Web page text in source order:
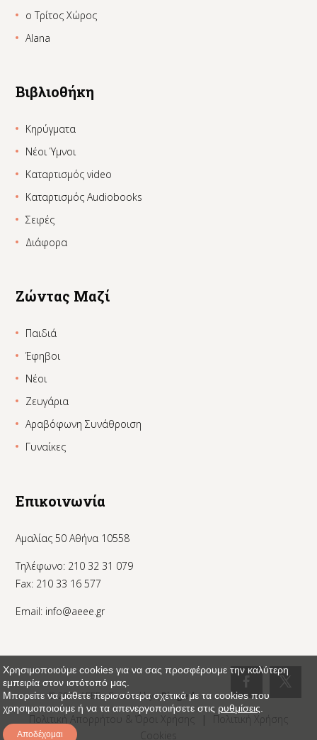
ο Τρίτος Χώρος
Alana
Βιβλιοθήκη
Κηρύγματα
Νέοι Ύμνοι
Καταρτισμός video
Καταρτισμός Audiobooks
Σειρές
Διάφορα
Ζώντας Μαζί
Παιδιά
Έφηβοι
Νέοι
Ζευγάρια
Αραβόφωνη Συνάθροιση
Γυναίκες
Επικοινωνία
Αμαλίας 50 Αθήνα 10558
Τηλέφωνο: 210 32 31 079
Fax: 210 33 16 577
Email: info@aeee.gr
© 2024 AEEE - Created by:_Pinged
Πολιτική Απορρήτου & Όροι Χρήσης |
Πολιτική Χρήσης
Χρησιμοποιούμε cookies για να σας προσφέρουμε την καλύτερη
εμπειρία στον ιστότοπό μας.
Μπορείτε να μάθετε περισσότερα σχετικά με τα cookies που
χρησιμοποιούμε ή να τα απενεργοποιήσετε στις ρυθμίσεις
Αποδέχομαι